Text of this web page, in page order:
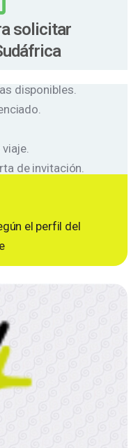
solicitar
disponibles.
de invitación.
el perfil del